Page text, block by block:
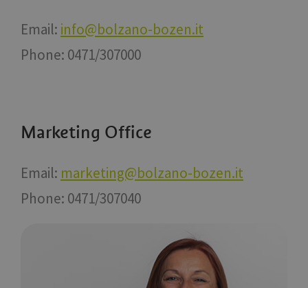
Email: info@bolzano-bozen.it
Phone: 0471/307000
Marketing Office
Email: marketing@bolzano-bozen.it
Phone: 0471/307040